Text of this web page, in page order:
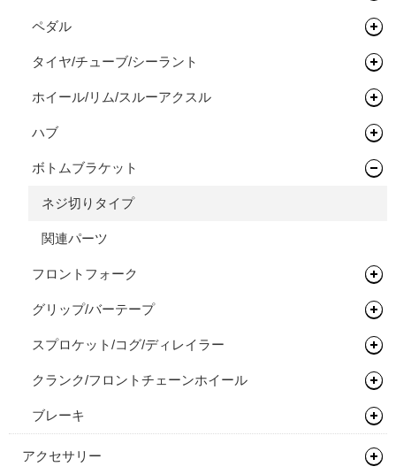
オールロードバイク
完成車
フレーム
フラットバー
ステム
ライザーバー
TTバー（エクステンションバー）
ヘッドセット
関連パーツ
ペダル
フラットペダル
ビンディングペダル
タイヤ/チューブ/シーラント
ロードタイヤ（クリンチャー）
ロードタイヤ（チューブレス/レディ）
ロードタイヤ（チューブラー）
MTBタイヤ（クリンチャー）
MTBタイヤ（チューブレス/レディ）
グラベルバイク/CXタイヤ（チューブレス/レディ）
アーバンタイヤ
チューブ
シーラント
ホイール/リム/スルーアクスル
完組ホイール
リム
リムテープ/チューブレステープ
リムセメント
バルブ/チューブレスバルブ
スルーアクスル
チューブラーテープ
ハブ
フロントハブ
リアハブ
関連パーツ
ボトムブラケット
ネジ切りタイプ
関連パーツ
フロントフォーク
リジットフォーク
サスペンションフォーク
グリップ/バーテープ
グリップ
バーテープ
スプロケット/コグ/ディレイラー
シングルコグ
チェーンテンショナー
クランク/フロントチェーンホイール
チェーンリング
ブレーキ
ディスクロ―ター
アクセサリー